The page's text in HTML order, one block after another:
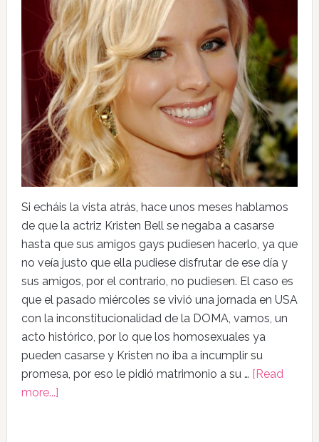
Si echáis la vista atrás, hace unos meses hablamos
de que la actriz Kristen Bell se negaba a casarse
hasta que sus amigos gays pudiesen hacerlo, ya que
no veía justo que ella pudiese disfrutar de ese día y
sus amigos, por el contrario, no pudiesen. El caso es
que el pasado miércoles se vivió una jornada en USA
con la inconstitucionalidad de la DOMA, vamos, un
acto histórico, por lo que los homosexuales ya
pueden casarse y Kristen no iba a incumplir su
promesa, por eso le pidió matrimonio a su … [Read
more...]